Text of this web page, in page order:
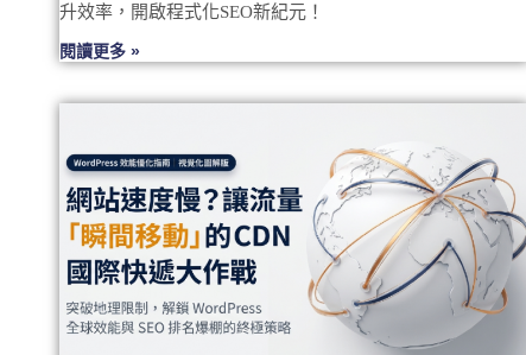
升效率，開啟程式化SEO新紀元！
閱讀更多 »